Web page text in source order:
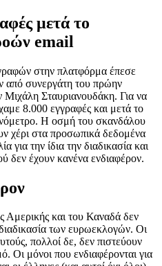
μετά το
email
στην πλατφόρμα έπεσε
από συνεργάτη του πρώην
Σταυριανουδάκη. Για να
8.000 εγγραφές και μετά το
Η οσμή του σκανδάλου
χέρι στα προσωπικά δεδομένα
για την ίδια την διαδικασία και
δεν έχουν κανένα ενδιαφέρον.
Αμερικής και του Καναδά δεν
των ευρωεκλογών. Οι
πολλοί δε, δεν πιστεύουν
Οι μόνοι που ενδιαφέρονται για